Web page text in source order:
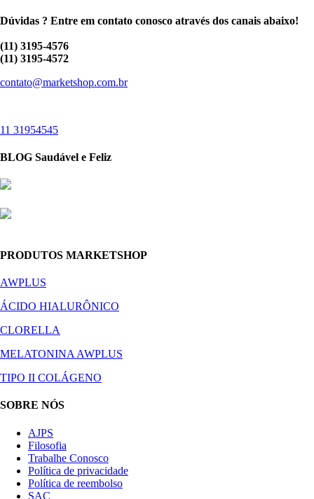
Dúvidas ? Entre em contato conosco através dos canais abaixo!
(11) 3195-4576
(11) 3195-4572
contato@marketshop.com.br
11 31954545
BLOG Saudável e Feliz
PRODUTOS MARKETSHOP
AWPLUS
ÁCIDO HIALURÔNICO
CLORELLA
MELATONINA AWPLUS
TIPO II COLÁGENO
SOBRE NÓS
AJPS
Filosofia
Trabalhe Conosco
Política de privacidade
Política de reembolso
SAC